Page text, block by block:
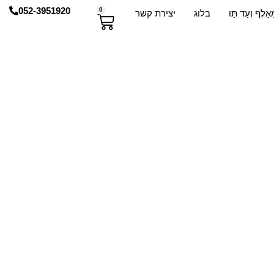
וְעַד תָּו בלוג יצירת קשר 0
052-3951920